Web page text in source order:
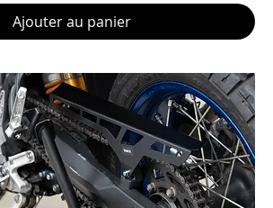
Ajouter au panier